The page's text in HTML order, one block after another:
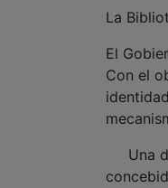
La
El
Con el
Una